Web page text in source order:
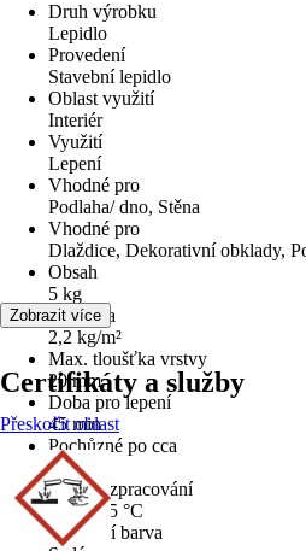
Druh výrobku
Lepidlo
Provedení
Stavební lepidlo
Oblast využití
Interiér
Využití
Lepení
Vhodné pro
Podlaha/ dno, Stěna
Vhodné pro
Dlaždice, Dekorativní obklady,
Obsah
5 kg
Spotřeba
2,2 kg/m²
Max. tloušťka vrstvy
20 mm
Doba pro lepení
45 min
Pochůzné po cca
2 dny
Teplota zpracování
5 °C - 25 °C
Základní barva
Zobrazit více
Certifikáty a služby
Přeskočit oblast